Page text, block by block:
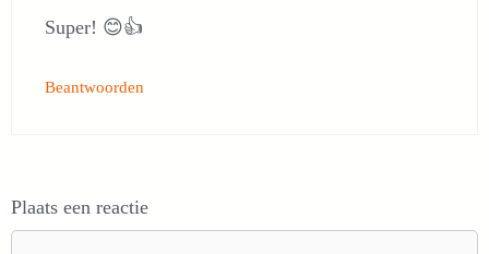
Super! 😊👍
Beantwoorden
Plaats een reactie